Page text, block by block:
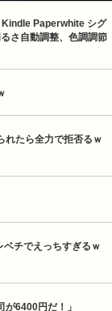
Kindle Paperwhite シグ
さ自動調整、色調調節
れたら全力で拒否るｗ
ベチでえっちすぎるｗ
が6400円だ！」